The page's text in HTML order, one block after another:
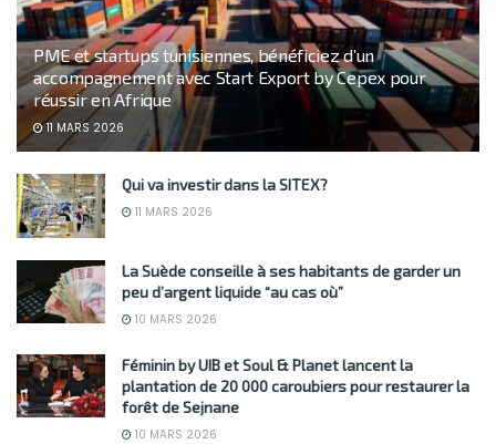
PME et startups tunisiennes, bénéficiez d’un
accompagnement avec Start Export by Cepex pour
réussir en Afrique
11 MARS 2026
Qui va investir dans la SITEX?
11 MARS 2026
La Suède conseille à ses habitants de garder un
peu d’argent liquide “au cas où”
10 MARS 2026
Féminin by UIB et Soul & Planet lancent la
plantation de 20 000 caroubiers pour restaurer la
forêt de Sejnane
10 MARS 2026